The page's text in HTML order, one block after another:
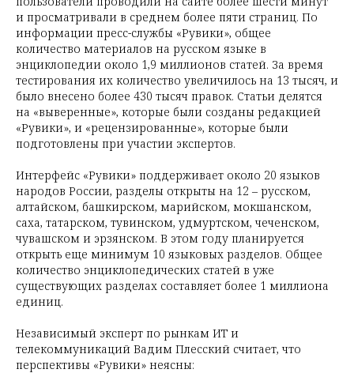
и просматривали в среднем более пяти страниц. По
информации пресс-службы «Рувики», общее
количество материалов на русском языке в
энциклопедии около 1,9 миллионов статей. За время
тестирования их количество увеличилось на 13 тысяч, и
было внесено более 430 тысяч правок. Статьи делятся
на «выверенные», которые были созданы редакцией
«Рувики», и «рецензированные», которые были
подготовлены при участии экспертов.
Интерфейс «Рувики» поддерживает около 20 языков
народов России, разделы открыты на 12 – русском,
алтайском, башкирском, марийском, мокшанском,
саха, татарском, тувинском, удмуртском, чеченском,
чувашском и эрзянском. В этом году планируется
открыть еще минимум 10 языковых разделов. Общее
количество энциклопедических статей в уже
существующих разделах составляет более 1 миллиона
единиц.
Независимый эксперт по рынкам ИТ и
телекоммуникаций Вадим Плесский считает, что
перспективы «Рувики» неясны: